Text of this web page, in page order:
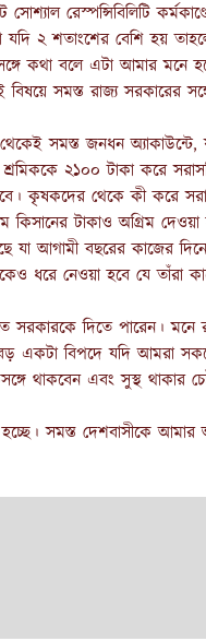
রেস্পন্সিবিলিটি
২ শতাংশের বেশি হয়
কথা বলে এটা আমার মনে
সমস্ত রাজ্য সরকারের
সমস্ত জনধন
২১০০ টাকা করে
কৃষকদের থেকে কী করে
টাকাও অগ্রিম দেওয়া
যা আগামী বছরের কাজের
ধরে নেওয়া হবে যে তাঁরা
সরকারকে দিতে পারেন।
বড় একটা বিপদে যদি আমরা
এবং সুস্থ থাকার
সমস্ত দেশবাসীকে আমার